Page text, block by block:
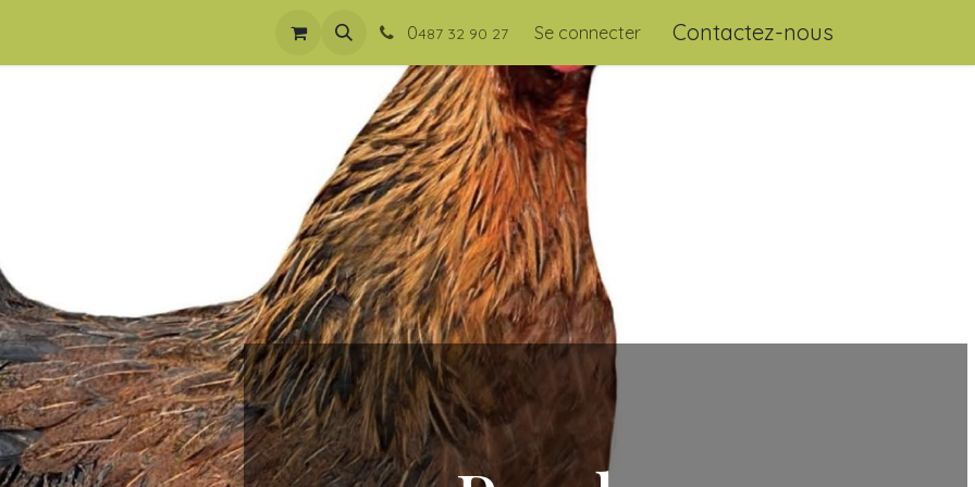
Nos poules pondeuses traditionnelles Notre équipe
0487 32 90 27 Se connecter Contactez-nous